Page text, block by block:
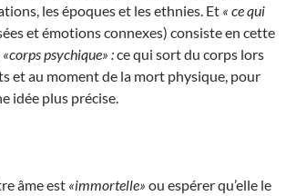
les époques et les ethnies. Et « ce qui
et émotions connexes) consiste en cette
«corps psychique» :ce qui sort du corps lors
et au moment de la mort physique, pour
idée plus précise.
âme est «immortelle» ou espérer qu’elle le